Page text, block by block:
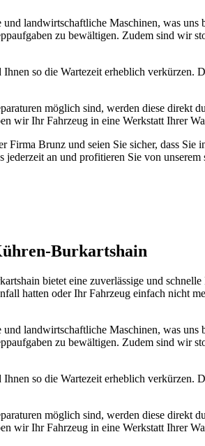
landwirtschaftliche Maschinen, was uns
zu bewältigen. Zudem sind wir
so die Wartezeit erheblich verkürzen.
möglich sind, werden diese direkt
wir Ihr Fahrzeug in eine Werkstatt Ihrer
Brunz und seien Sie sicher, dass
an und profitieren Sie von
Burkartshain
bietet eine zuverlässige und
hatten oder Ihr Fahrzeug einfach nicht
landwirtschaftliche Maschinen, was uns
zu bewältigen. Zudem sind wir
so die Wartezeit erheblich verkürzen.
möglich sind, werden diese direkt
wir Ihr Fahrzeug in eine Werkstatt Ihrer